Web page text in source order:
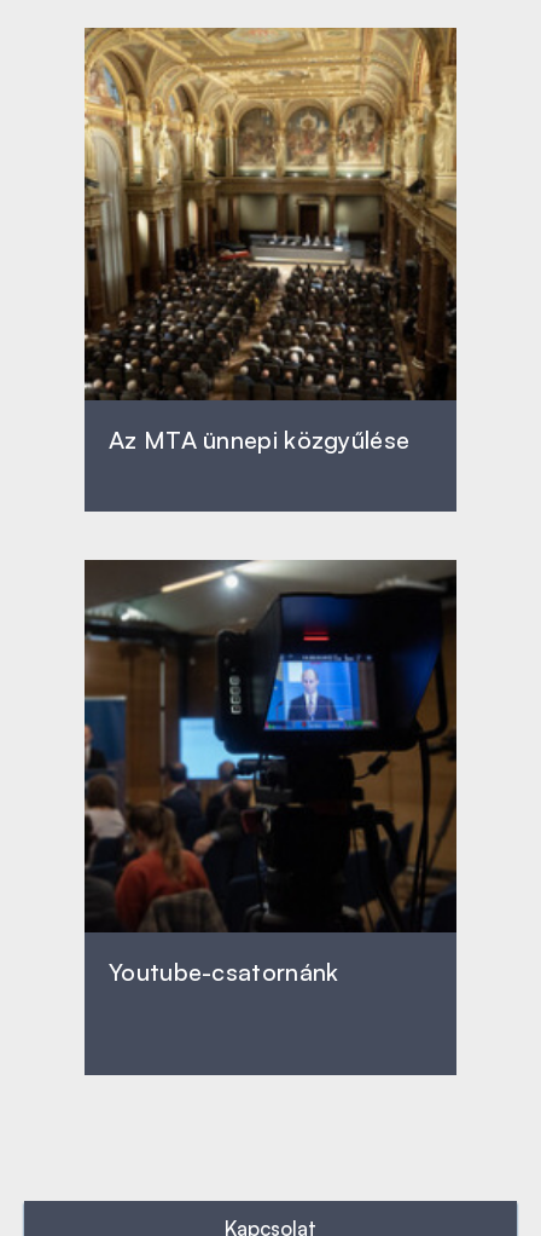
Az MTA ünnepi közgyűlése
Youtube-csatornánk
Kapcsolat